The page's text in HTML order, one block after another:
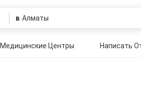
в
Медицинские Центры Написать